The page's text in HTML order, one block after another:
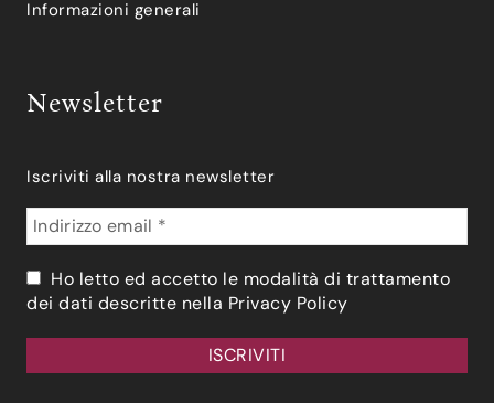
Informazioni generali
Newsletter
Iscriviti alla nostra newsletter
Ho letto ed accetto le modalità di trattamento
dei dati descritte nella Privacy Policy